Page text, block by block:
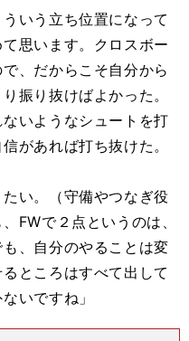
いう立ち位置になって
思います。クロスボー
、だからこそ自分から
振り抜けばよかった。
いようなシュートを打
があれば打ち抜けた。
い。（守備やつなぎ役
FWで２点というのは、
、自分のやることは変
ところはすべて出して
いですね」